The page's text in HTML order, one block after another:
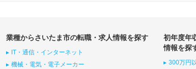
業種からさいたま市の転職・求人情報を探す
IT・通信・インターネット
機械・電気・電子メーカー
初年度年
情報を探
300万円